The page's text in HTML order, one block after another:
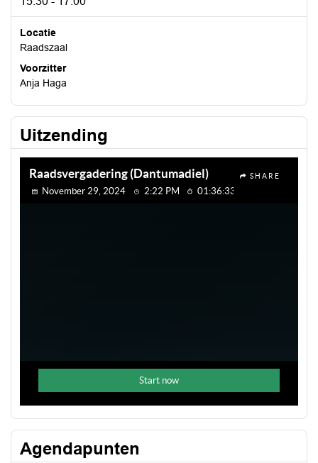
Locatie
Raadszaal
Voorzitter
Anja Haga
Uitzending
Agendapunten